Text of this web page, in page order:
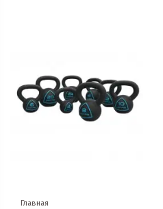
Главная